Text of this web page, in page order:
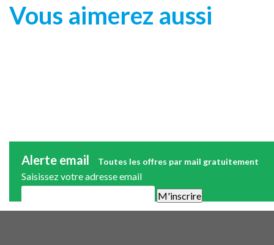
Vous aimerez aussi
Alerte email Toutes les offres par mail gratuitement
Saisissez votre adresse email